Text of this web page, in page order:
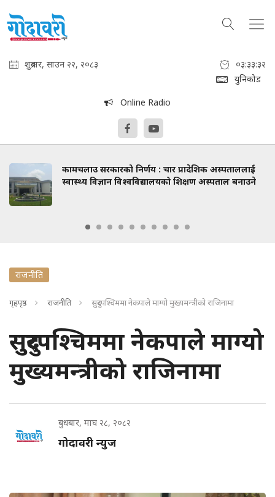
शुक्रबार, साउन २२, २०८३
०३:३३:३३
युनिकोड
Online Radio
कामचलाउ सरकारको निर्णय : चार प्रादेशिक अस्पताललाई
स्वास्थ्य विज्ञान विश्वविद्यालयको शिक्षण अस्पताल बनाउने
राजनीति
गृहपृष्ठ राजनीति सुदुरपश्चिममा नेकपाले माग्यो मुख्यमन्त्रीको राजिनामा
सुदुरपश्चिममा नेकपाले माग्यो
मुख्यमन्त्रीको राजिनामा
बुधबार, माघ २८, २०८२
गोदावरी न्युज